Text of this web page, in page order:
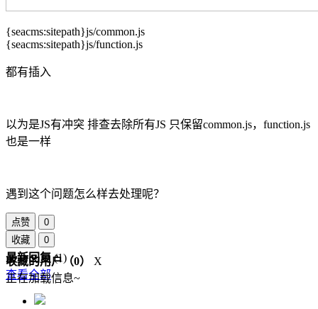
{seacms:sitepath}js/common.js
{seacms:sitepath}js/function.js
都有插入
以为是JS有冲突 排查去除所有JS 只保留common.js，function.js
也是一样
遇到这个问题怎么样去处理呢？
点赞
0
收藏
0
收藏的用户（0）
X
正在加载信息~
最新回复(1)
查看全部